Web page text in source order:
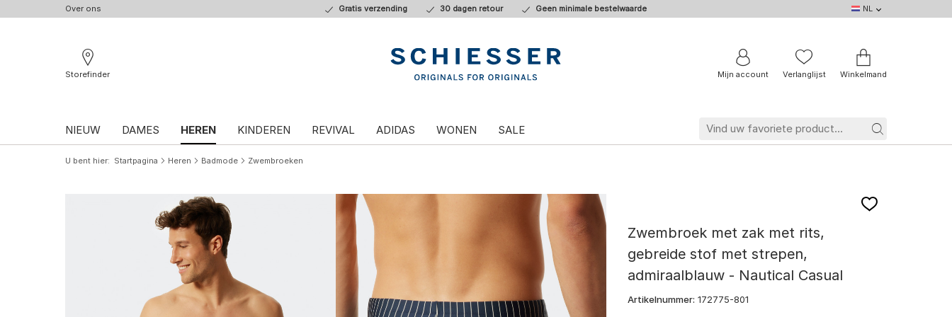
Over ons Gratis verzending 30 dagen retour Geen minimale bestelwaarde
NL
DE
NL
BE
FR
Storefinder
Mijn account Verlanglijst Winkelmand
NIEUW DAMES HEREN KINDEREN REVIVAL ADIDAS WONEN SALE
U bent hier Startpagina Heren Badmode Zwembroeken
Zwembroek met zak met rits,
gebreide stof met strepen,
admiraalblauw - Nautical Casual
Artikelnummer: 172775-801